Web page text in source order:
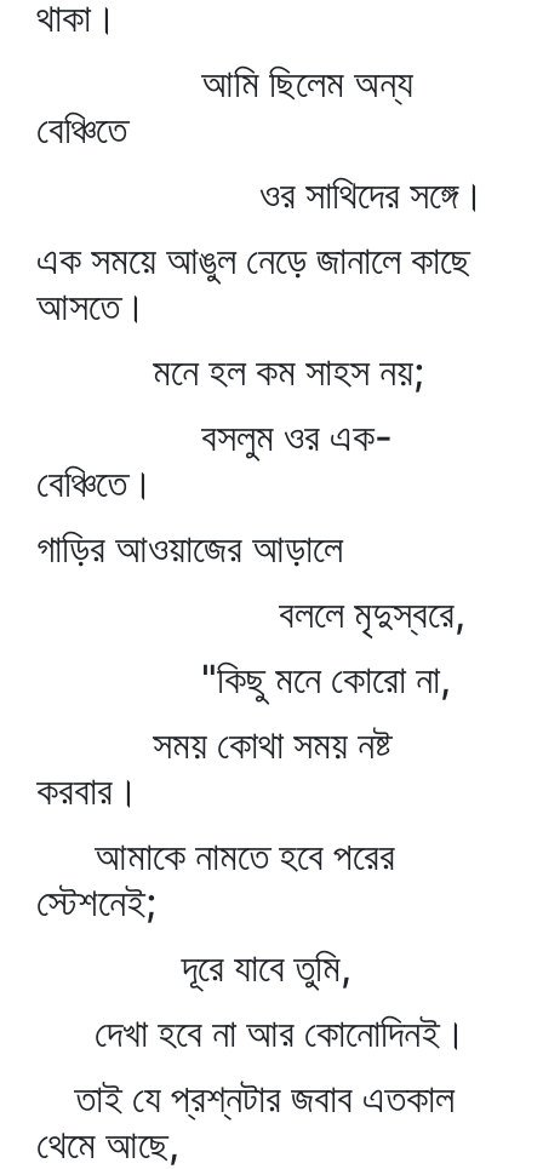
থাকা।
আমি ছিলেম অন্য
বেঞ্চিতে
ওর সাথিদের সঙ্গে।
এক সময়ে আঙুল নেড়ে জানালে কাছে
আসতে।
মনে হল কম সাহস নয়;
বসলুম ওর এক-
বেঞ্চিতে।
গাড়ির আওয়াজের আড়ালে
বললে মৃদুস্বরে,
"কিছু মনে কোরো না,
সময় কোথা সময় নষ্ট
করবার।
আমাকে নামতে হবে পরের
স্টেশনেই;
দূরে যাবে তুমি,
দেখা হবে না আর কোনোদিনই।
তাই যে প্রশ্নটার জবাব এতকাল
থেমে আছে,